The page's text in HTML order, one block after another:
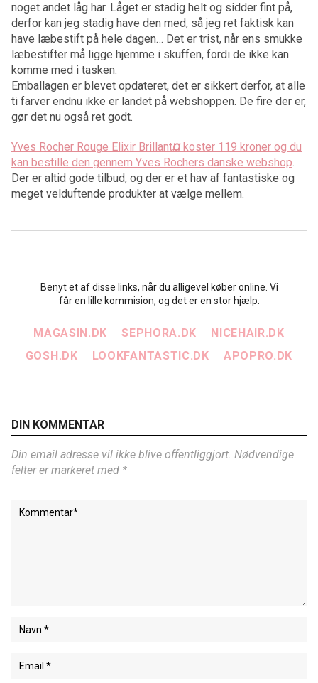
noget andet låg har. Låget er stadig helt og sidder fint på,
derfor kan jeg stadig have den med, så jeg ret faktisk kan
have læbestift på hele dagen… Det er trist, når ens smukke
læbestifter må ligge hjemme i skuffen, fordi de ikke kan
komme med i tasken.
Emballagen er blevet opdateret, det er sikkert derfor, at alle
ti farver endnu ikke er landet på webshoppen. De fire der er,
gør det nu også ret godt.
Yves Rocher Rouge Elixir Brillant¤koster 119 kroner og du
kan bestille den gennem Yves Rochers danske webshop.
Der er altid gode tilbud, og der er et hav af fantastiske og
meget velduftende produkter at vælge mellem.
Benyt et af disse links, når du alligevel køber online. Vi
får en lille kommision, og det er en stor hjælp.
MAGASIN.DK SEPHORA.DK
NICEHAIR.DK
GOSH.DK
LOOKFANTASTIC.DK APOPRO.DK
DIN KOMMENTAR
Din email adresse vil ikke blive offentliggjort. Nødvendige
felter er markeret med *